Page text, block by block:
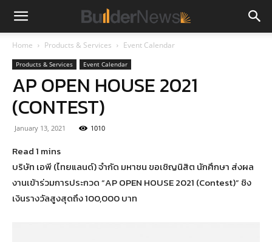
Home Products & Services Event Calendar
Products & Services Event Calendar
AP OPEN HOUSE 2021
(CONTEST)
January 13, 2021 1010
บริษัท เอพี (ไทยแลนด์) จำกัด มหาชน ขอเชิญนิสิต นักศึกษา ส่งผล
งานเข้าร่วมการประกวด “AP OPEN HOUSE 2021 (Contest)” ชิง
เงินรางวัลสูงสุดถึง 100,000 บาท